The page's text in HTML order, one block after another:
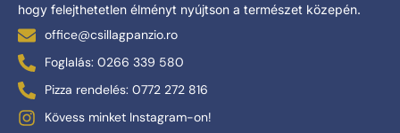
hogy felejthetetlen élményt nyújtson a természet közepén.
office@csillagpanzio.ro
Foglalás: 0266 339 580
Pizza rendelés: 0772 272 816
Kövess minket Instagram-on!